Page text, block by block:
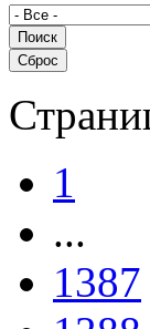
1
...
1387